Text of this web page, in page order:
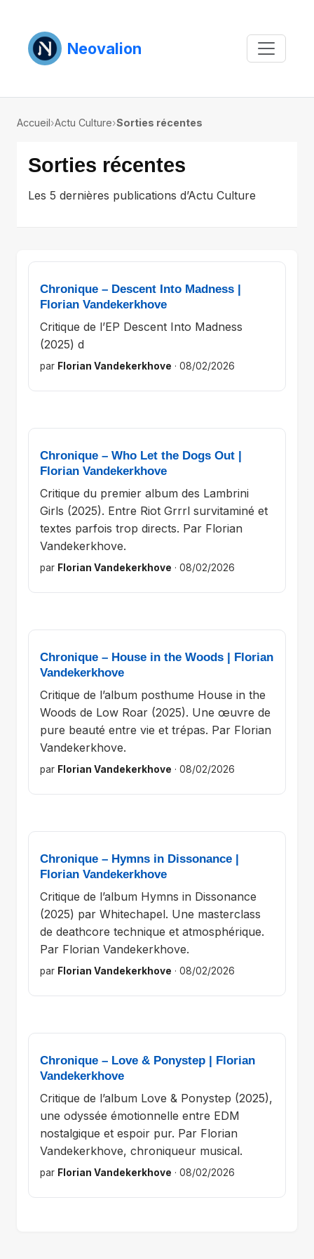
Neovalion
Accueil›Actu Culture›Sorties récentes
Sorties récentes
Les 5 dernières publications d’Actu Culture
Chronique – Descent Into Madness |
Florian Vandekerkhove
Critique de l’EP Descent Into Madness
(2025) d
par Florian Vandekerkhove · 08/02/2026
Chronique – Who Let the Dogs Out |
Florian Vandekerkhove
Critique du premier album des Lambrini
Girls (2025). Entre Riot Grrrl survitaminé et
textes parfois trop directs. Par Florian
Vandekerkhove.
par Florian Vandekerkhove · 08/02/2026
Chronique – House in the Woods | Florian
Vandekerkhove
Critique de l’album posthume House in the
Woods de Low Roar (2025). Une œuvre de
pure beauté entre vie et trépas. Par Florian
Vandekerkhove.
par Florian Vandekerkhove · 08/02/2026
Chronique – Hymns in Dissonance |
Florian Vandekerkhove
Critique de l’album Hymns in Dissonance
(2025) par Whitechapel. Une masterclass
de deathcore technique et atmosphérique.
Par Florian Vandekerkhove.
par Florian Vandekerkhove · 08/02/2026
Chronique – Love & Ponystep | Florian
Vandekerkhove
Critique de l’album Love & Ponystep (2025),
une odyssée émotionnelle entre EDM
nostalgique et espoir pur. Par Florian
Vandekerkhove, chroniqueur musical.
par Florian Vandekerkhove · 08/02/2026